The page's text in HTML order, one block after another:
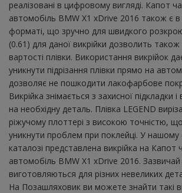
реалізовані в цифровому вигляді. Капот
автомобіль BMW X1 xDrive 2016 також є
форматі, що зручно для швидкого
(0.61) для даної викрійки дозволить
вартості плівки. Використання викрійок
уникнути підрізання плівки прямо на
дозволяє не пошкодити лакофарбове
Викрійка знімається з захисної підкладки
на необхідну деталь. Плівка LEGEND
ріжучому плоттері з високою точністю,
уникнути проблем при поклейці. У
каталозі представлена ​​викрійка на Капот
автомобіль BMW X1 xDrive 2016. Зазвичай
виготовляються для різних невеликих
На Позашляховик ви можете знайти такі